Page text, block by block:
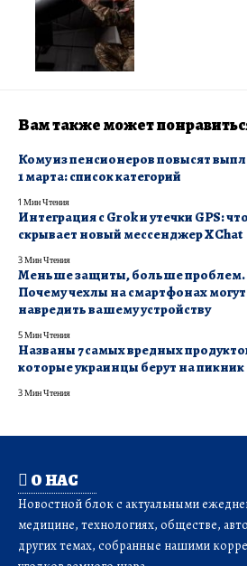
Вам также может
Кому из пенсионеров повысят
1 марта: список категорий
1 Мин Чтения
Интеграция с Grok и утечки GPS: что
скрывает новый мессенджер XChat
3 Мин Чтения
Меньше защиты, больше проблем.
Почему чехлы на смартфонах могут
навредить вашему устройству
5 Мин Чтения
Названы 7 самых вредных
которые украинцы берут на пикник
3 Мин Чтения
О НАС
Новостной блок с актуальными
медицине, технологиях, обществе,
других темах, собранные нашими